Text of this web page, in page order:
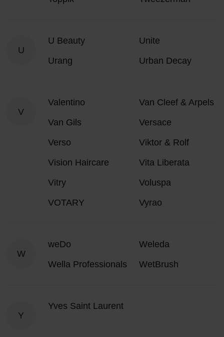
U
U Beauty
Unite
Urang
Urban Decay
V
Valentino
Van Cleef & Arpels
Van Gils
Versace
Verso
Viktor & Rolf
Vision Haircare
Vita Liberata
Vitry
Voluspa
VOTARY
Vyrao
W
weDo
Weleda
Wella Professionals
WetBrush
Y
Yves Saint Laurent